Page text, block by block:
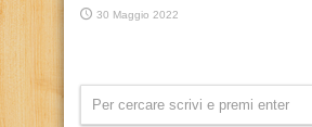
30 Maggio 2022